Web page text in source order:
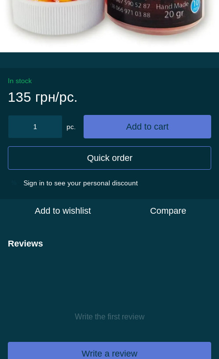
In stock
135 грн/pc.
pc. Add to cart
Quick order
Sign in to see your personal discount
Add to wishlist Compare
Reviews
Write the first review
Write a review